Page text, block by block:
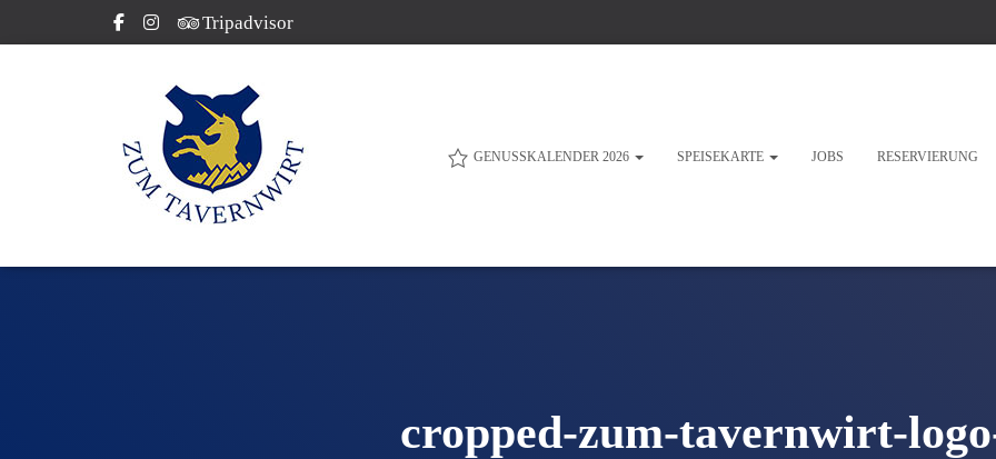
Tripadvisor
GENUSSKALENDER 2026 SPEISEKARTE JOBS RESERVIERUNG
cropped-zum-tavernwirt-